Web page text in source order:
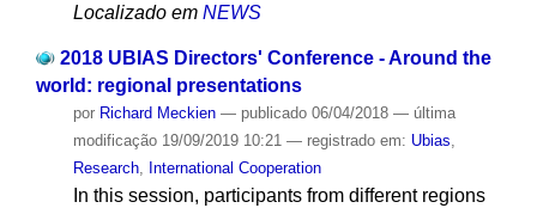
Localizado em NEWS
2018 UBIAS Directors' Conference - Around the
world: regional presentations
por Richard Meckien — publicado06/04/2018 — última
modificação19/09/2019 10:21 — registrado em: Ubias,
Research, International Cooperation
In this session, participants from different regions